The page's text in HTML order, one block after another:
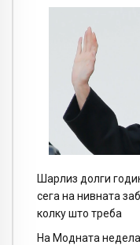
Шарлиз долги
сега на нивната
колку што треба
На Модната